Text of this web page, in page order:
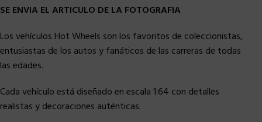
SE ENVIA EL ARTICULO DE LA FOTOGRAFIA
Los vehículos Hot Wheels son los favoritos de coleccionistas,
entusiastas de los autos y fanáticos de las carreras de todas
las edades.
Cada vehículo está diseñado en escala 1:64 con detalles
realistas y decoraciones auténticas.